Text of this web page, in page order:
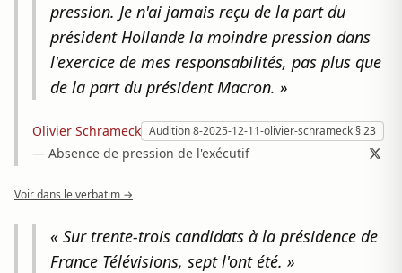
pression. Je n'ai jamais reçu de la part du
président Hollande la moindre pression dans
l'exercice de mes responsabilités, pas plus que
de la part du président Macron. »
Olivier Schrameck Audition 8-2025-12-11-olivier-schrameck § 23
— Absence de pression de l'exécutif
Voir dans le verbatim →
« Sur trente-trois candidats à la présidence de
France Télévisions, sept l'ont été. »